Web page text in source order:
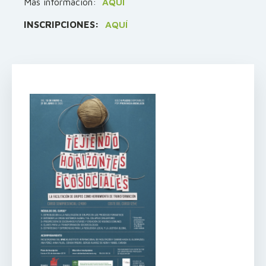
INSCRIPCIONES: AQUÍ